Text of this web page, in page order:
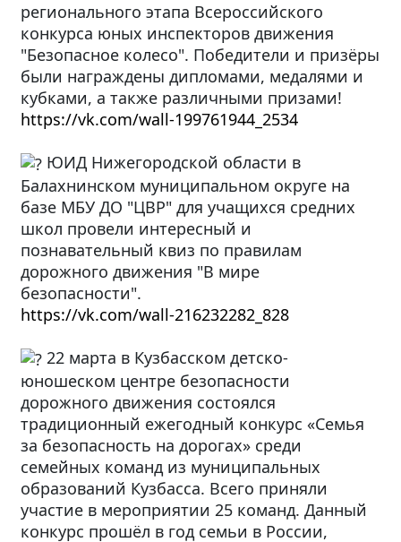
регионального этапа Всероссийского
конкурса юных инспекторов движения
"Безопасное колесо". Победители и призёры
были награждены дипломами, медалями и
кубками, а также различными призами!
https://vk.com/wall-199761944_2534
ЮИД Нижегородской области в
Балахнинском муниципальном округе на
базе МБУ ДО "ЦВР" для учащихся средних
школ провели интересный и
познавательный квиз по правилам
дорожного движения "В мире
безопасности".
https://vk.com/wall-216232282_828
22 марта в Кузбасском детско-
юношеском центре безопасности
дорожного движения состоялся
традиционный ежегодный конкурс «Семья
за безопасность на дорогах» среди
семейных команд из муниципальных
образований Кузбасса. Всего приняли
участие в мероприятии 25 команд. Данный
конкурс прошёл в год семьи в России,